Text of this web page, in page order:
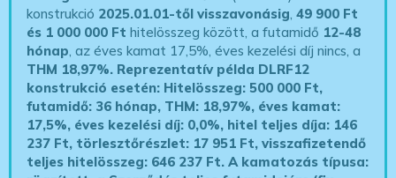
konstrukció 2025.01.01-től visszavonásig,49 900 Ft
és 1 000 000 Ft hitelösszeg között, a futamidő 12-48
hónap, az éves kamat 17,5%, éves kezelési díj nincs, a
THM 18,97%. Reprezentatív példa DLRF12
konstrukció esetén: Hitelösszeg: 500 000 Ft,
futamidő: 36 hónap, THM: 18,97%, éves kamat:
17,5%, éves kezelési díj: 0,0%, hitel teljes díja: 146
237 Ft, törlesztőrészlet: 17 951 Ft, visszafizetendő
teljes hitelösszeg: 646 237 Ft.A kamatozás típusa: